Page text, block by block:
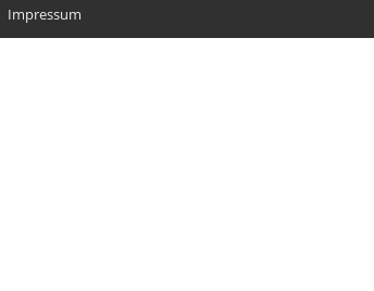
Impressum